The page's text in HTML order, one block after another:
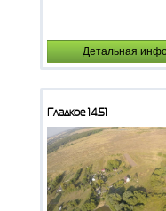
Детальная
Гладкое 14.51